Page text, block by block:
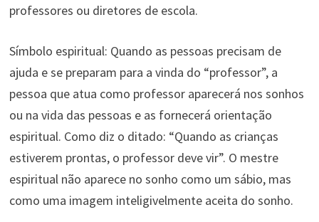
professores ou diretores de escola.
Símbolo espiritual: Quando as pessoas precisam de
ajuda e se preparam para a vinda do “professor”, a
pessoa que atua como professor aparecerá nos sonhos
ou na vida das pessoas e as fornecerá orientação
espiritual. Como diz o ditado: “Quando as crianças
estiverem prontas, o professor deve vir”. O mestre
espiritual não aparece no sonho como um sábio, mas
como uma imagem inteligivelmente aceita do sonho.